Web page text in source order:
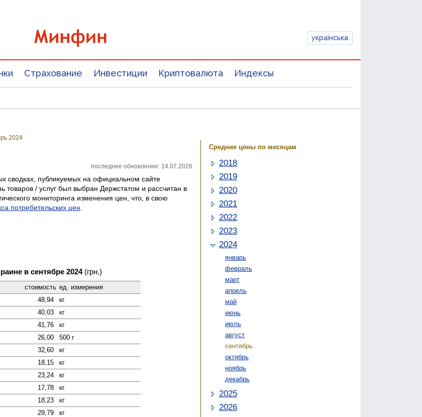
українська
Страхование Инвестиции Криптовалюта Индексы
2024
последнее обновление: 14.07.2026
сводках, публикуемых на официальном сайте
товаров / услуг был выбран Держстатом и рассчитан в
мониторинга изменения цен, что, в свою
потребительских цен
в сентябре 2024 (грн.)
стоимость ед. измерения
48,94
кг
40,03
кг
41,76
кг
26,00
500 г
32,60
кг
18,15
кг
23,24
кг
17,78
кг
18,23
кг
29,79 кг
Средние цены по месяцам
2018
2019
2020
2021
2022
2023
2024
январь
февраль
март
апрель
май
июнь
июль
август
сентябрь
октябрь
ноябрь
декабрь
2025
2026